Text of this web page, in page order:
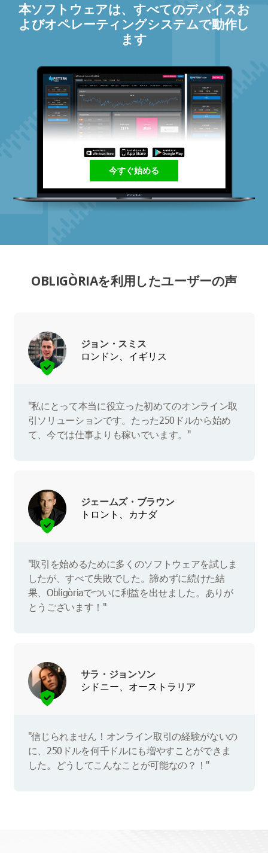
本ソフトウェアは、すべてのデバイスお
よびオペレーティングシステムで動作し
ます
今すぐ始める
OBLIGÒRIAを利用したユーザーの声
ジョン・スミス
ロンドン、イギリス
"私にとって本当に役立った初めてのオンライン取
引ソリューションです。たった250ドルから始め
て、今では仕事よりも稼いでいます。"
ジェームズ・ブラウン
トロント、カナダ
"取引を始めるために多くのソフトウェアを試しま
したが、すべて失敗でした。諦めずに続けた結
果、Obligòriaでついに利益を出せました。ありが
とうございます！"
サラ・ジョンソン
シドニー、オーストラリア
"信じられません！オンライン取引の経験がないの
に、250ドルを何千ドルにも増やすことができま
した。どうしてこんなことが可能なの？！"